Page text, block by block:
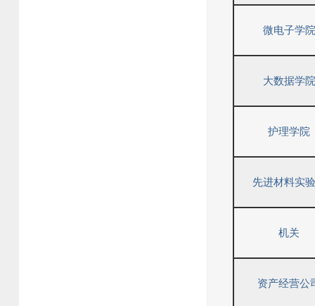
微电子学院
大数据学院
护理学院
先进材料实
机关
资产经营公